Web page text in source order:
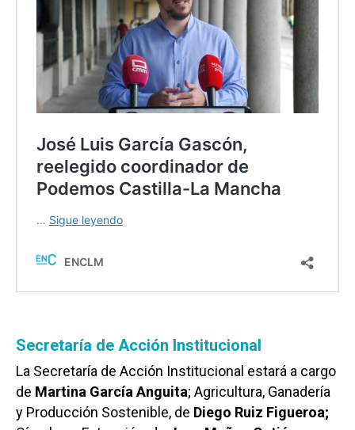
Secretaría de Acción Institucional
La Secretaría de Acción Institucional estará a cargo
de Martina García Anguita; Agricultura, Ganadería
y Producción Sostenible, de Diego Ruiz Figueroa;